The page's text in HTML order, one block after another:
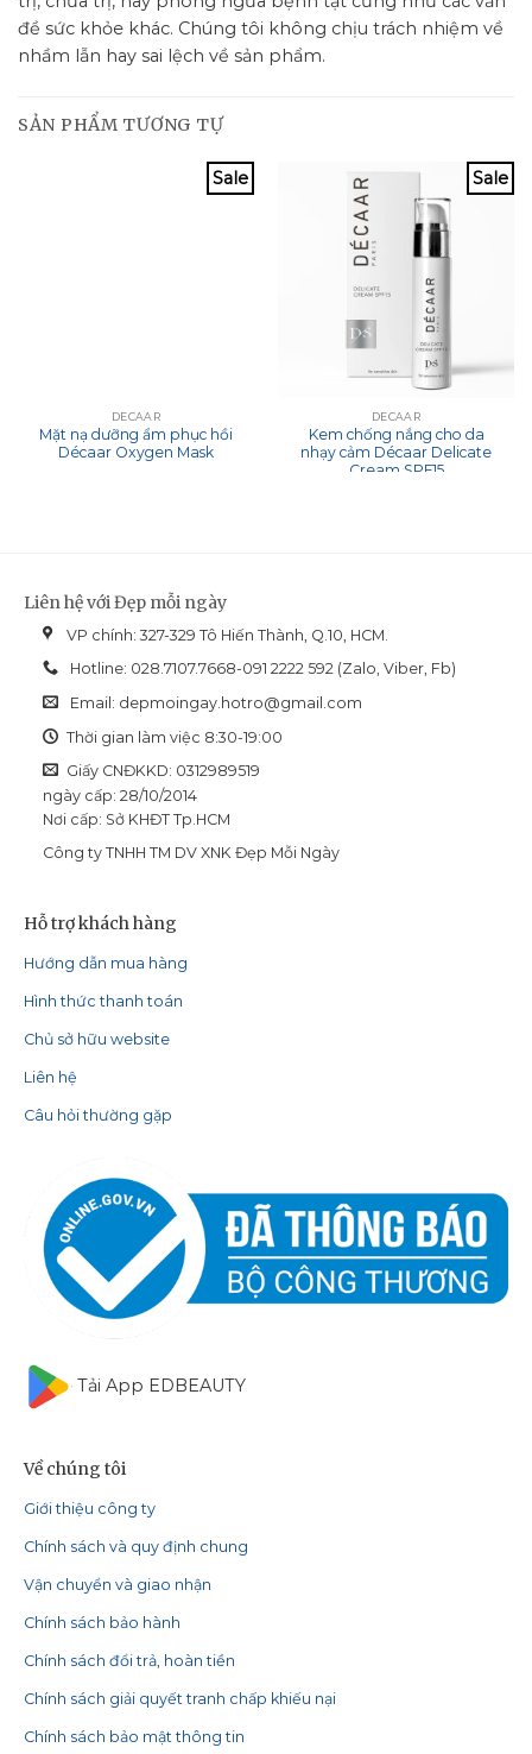
đề sức khỏe khác. Chúng tôi không chịu trách nhiệm về
nhầm lẫn hay sai lệch về sản phẩm.
SẢN PHẨM TƯƠNG TỰ
Sale
DECAAR
Mặt nạ dưỡng ẩm phục hồi
Décaar Oxygen Mask
Sale
DECAAR
Kem chống nắng cho da
nhạy cảm Décaar Delicate
Cream SPF15
Liên hệ với Đẹp mỗi ngày
VP chính: 327-329 Tô Hiến Thành, Q.10, HCM.
Hotline: 028.7107.7668-091 2222 592 (Zalo, Viber, Fb)
Email: depmoingay.hotro@gmail.com
Thời gian làm việc 8:30-19:00
Giấy CNĐKKD: 0312989519
ngày cấp: 28/10/2014
Nơi cấp: Sở KHĐT Tp.HCM
Công ty TNHH TM DV XNK Đẹp Mỗi Ngày
Hỗ trợ khách hàng
Hướng dẫn mua hàng
Hình thức thanh toán
Chủ sở hữu website
Liên hệ
Câu hỏi thường gặp
Tải App EDBEAUTY
Về chúng tôi
Giới thiệu công ty
Chính sách và quy định chung
Vận chuyển và giao nhận
Chính sách bảo hành
Chính sách đổi trả, hoàn tiền
Chính sách giải quyết tranh chấp khiếu nại
Chính sách bảo mật thông tin